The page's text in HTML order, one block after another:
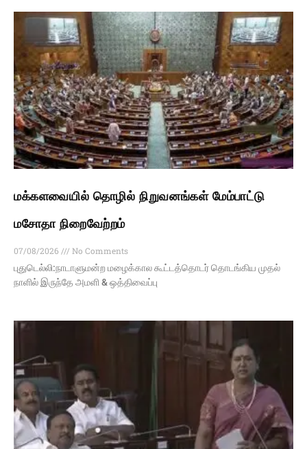
மக்களவையில் தொழில் நிறுவனங்கள் மேம்பாட்டு
மசோதா நிறைவேற்றம்
07/08/2026
No Comments
புதுடெல்லி:நாடாளுமன்ற மழைக்கால கூட்டத்தொடர் தொடங்கிய முதல்
நாளில் இருந்தே அமளி & ஒத்திவைப்பு